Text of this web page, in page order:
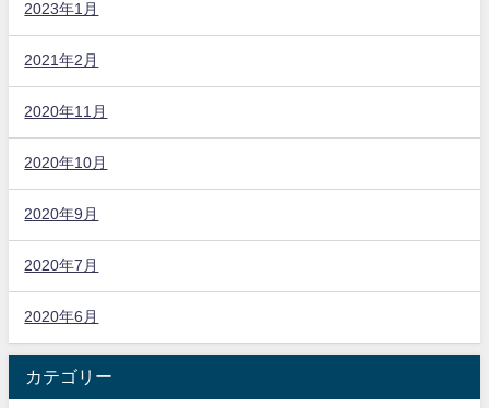
2023年1月
2021年2月
2020年11月
2020年10月
2020年9月
2020年7月
2020年6月
カテゴリー